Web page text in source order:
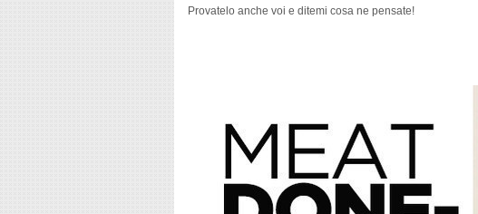
Provatelo anche voi e ditemi cosa ne pensate!